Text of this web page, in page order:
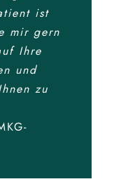
ist
mir gern
Ihre
und
zu